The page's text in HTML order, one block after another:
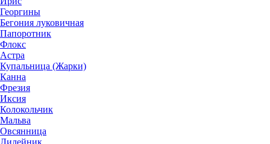
Георгины
Бегония луковичная
Папоротник
Флокс
Астра
Купальница (Жарки)
Канна
Фрезия
Иксия
Колокольчик
Мальва
Овсянница
Лилейник